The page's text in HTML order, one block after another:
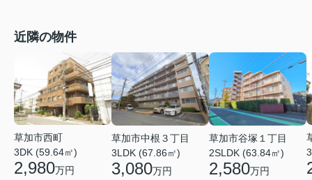
近隣の物件
草加市西町
3DK (59.64㎡)
2,980万円
草加市中根３丁目
3LDK (67.86㎡)
3,080万円
草加市谷塚１丁目
2SLDK (63.84㎡)
2,580万円